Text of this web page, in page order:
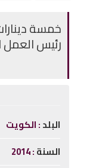
خمسة
رئيس العمل
البلد الكويت
السنة